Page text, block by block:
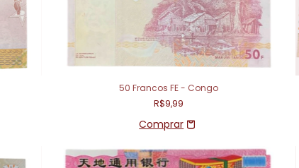
50 Francos FE - Congo
R$9,99